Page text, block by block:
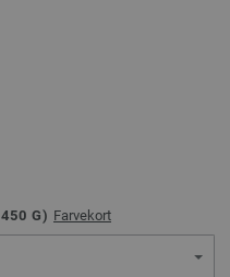
450 G) Farvekort